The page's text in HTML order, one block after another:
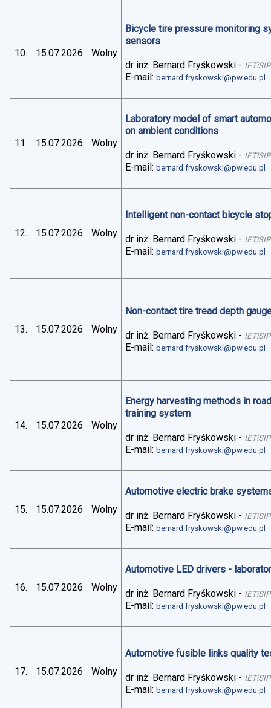
10. 15.07.2026 Wolny
Bicycle tire pressure monitoring
sensors
dr inż. Bernard Fryśkowski - IETiSIP
E-mail:bernard.fryskowski@pw.edu.pl
11. 15.07.2026 Wolny
Laboratory model of smart
on ambient conditions
dr inż. Bernard Fryśkowski - IETiSIP
E-mail:bernard.fryskowski@pw.edu.pl
12. 15.07.2026 Wolny
Intelligent non-contact bicycle
dr inż. Bernard Fryśkowski - IETiSIP
E-mail:bernard.fryskowski@pw.edu.pl
13. 15.07.2026 Wolny
Non-contact tire tread depth
dr inż. Bernard Fryśkowski - IETiSIP
E-mail:bernard.fryskowski@pw.edu.pl
14. 15.07.2026 Wolny
Energy harvesting methods in
training system
dr inż. Bernard Fryśkowski - IETiSIP
E-mail:bernard.fryskowski@pw.edu.pl
15. 15.07.2026 Wolny
Automotive electric brake
dr inż. Bernard Fryśkowski - IETiSIP
E-mail:bernard.fryskowski@pw.edu.pl
16. 15.07.2026 Wolny
Automotive LED drivers -
dr inż. Bernard Fryśkowski - IETiSIP
E-mail:bernard.fryskowski@pw.edu.pl
17. 15.07.2026 Wolny
Automotive fusible links quality
dr inż. Bernard Fryśkowski - IETiSIP
E-mail:bernard.fryskowski@pw.edu.pl